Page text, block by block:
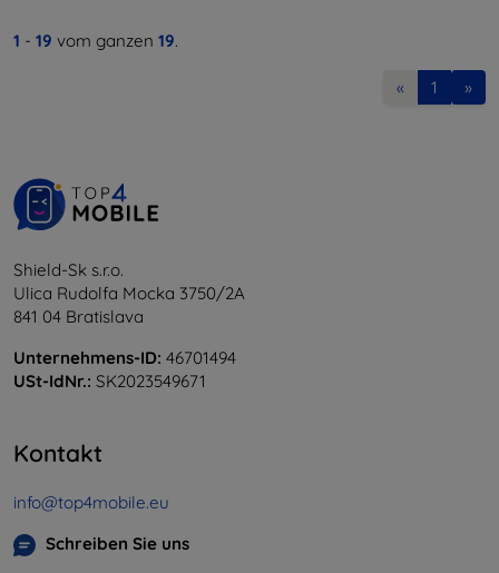
1 - 19 vom ganzen 19.
« 1 »
Shield-Sk s.r.o.
Ulica Rudolfa Mocka 3750/2A
841 04 Bratislava
Unternehmens-ID: 46701494
USt-IdNr.: SK2023549671
Kontakt
info@top4mobile.eu
Schreiben Sie uns